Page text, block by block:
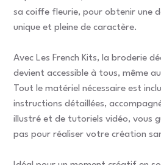
sa coiffe fleurie, pour obtenir une
unique et pleine de caractère.
Avec Les French Kits, la broderie
devient accessible à tous, même
Tout le matériel nécessaire est
instructions détaillées,
illustré et de tutoriels vidéo, vous
pas pour réaliser votre création